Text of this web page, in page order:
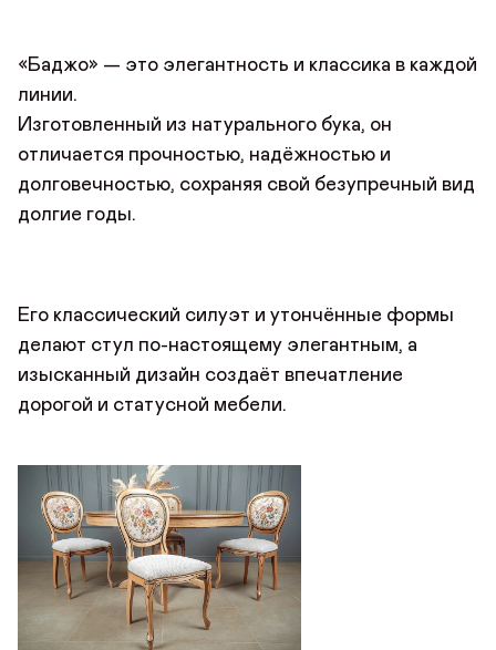
«Баджо» — это элегантность и классика в каждой
линии.
Изготовленный из натурального бука, он
отличается прочностью, надёжностью и
долговечностью, сохраняя свой безупречный вид
долгие годы.
Его классический силуэт и утончённые формы
делают стул по-настоящему элегантным, а
изысканный дизайн создаёт впечатление
дорогой и статусной мебели.
по номеру телефона
ОТПРАВИТЬ
Продолжая, вы даёте согласие на сбор, обработку
персональных данных
ДОБРО ПОЖАЛОВАТЬ
Имя*
Почта*
Предпочтительный способ связи*
Данные можно заполнить позже
в личном кабинете
СОХРАНИТЬ
ОСТАВИТЬ ОТЗЫВ
Отзыв
ДОБАВИТЬ ФОТО
ОТПРАВИТЬ
Телефон
ОТПРАВИТЬ ЗАЯВКУ
Продолжая, вы даётесогласие на сбор, обработку
персональных данных